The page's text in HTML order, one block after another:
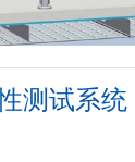
测试系统